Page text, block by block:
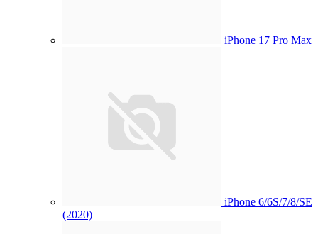
iPhone 17 Pro Max
iPhone 6/6S/7/8/SE
(2020)